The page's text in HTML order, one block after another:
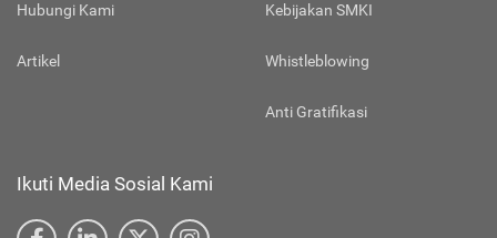
Hubungi Kami
Artikel
Kebijakan SMKI
Whistleblowing
Anti Gratifikasi
Ikuti Media Sosial Kami